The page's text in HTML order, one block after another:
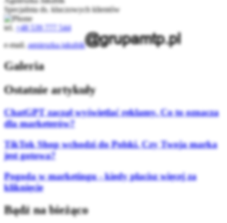
Specjalista ds. kluczowych klientów
tel.
+48 539 777 544
e-mail.agnieszka.jakubik
Galeria
Ostatnie artykuły
ChatGPT zaczął wyświetlać reklamy. Co to oznacza
dla marketerów?
TikTok Shop wchodzi do Polski. Czy Twoja marka
jest gotowa?
Pogoda w marketingu - kiedy płacisz więcej za
kliknięcie
Bądź na bieżąco